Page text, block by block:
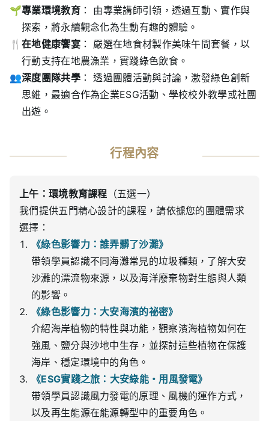
專業環境教育： 由專業講師引領，透過互動、實作與
探索，將永續觀念化為生動有趣的體驗。
在地健康饗宴： 嚴選在地食材製作美味午間套餐，以
行動支持在地農漁業，實踐綠色飲食。
深度團隊共學： 透過團體活動與討論，激發綠色創新
思維，最適合作為企業ESG活動、學校校外教學或社團
出遊。
行程內容
上午：環境教育課程 （五選一）
我們提供五門精心設計的課程，請依據您的團體需求
選擇：
《綠色影響力：誰弄髒了沙灘》
帶領學員認識不同海灘常見的垃圾種類，了解大安
沙灘的漂流物來源，以及海洋廢棄物對生態與人類
的影響。
《綠色影響力：大安海濱的祕密》
介紹海岸植物的特性與功能，觀察濱海植物如何在
強風、鹽分與沙地中生存，並探討這些植物在保護
海岸、穩定環境中的角色。
《ESG實踐之旅：大安綠能・用風發電》
帶領學員認識風力發電的原理、風機的運作方式，
以及再生能源在能源轉型中的重要角色。